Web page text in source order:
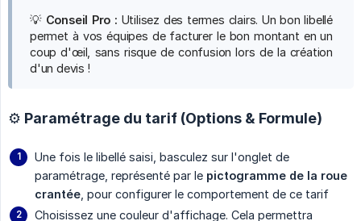
💡 Conseil Pro : Utilisez des termes clairs. Un bon libellé
permet à vos équipes de facturer le bon montant en un
coup d'œil, sans risque de confusion lors de la création
d'un devis !
⚙️ Paramétrage du tarif (Options & Formule)
Une fois le libellé saisi, basculez sur l'onglet de
paramétrage, représenté par le pictogramme de la roue
crantée , pour configurer le comportement de ce tarif
Choisissez une couleur d'affichage. Cela permettra